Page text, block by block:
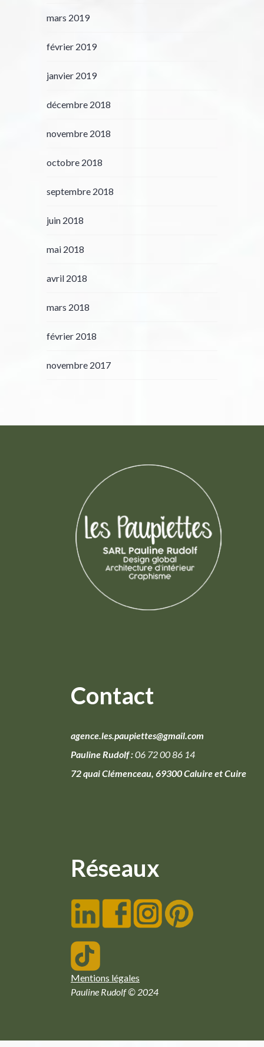
mars 2019
février 2019
janvier 2019
décembre 2018
novembre 2018
octobre 2018
septembre 2018
juin 2018
mai 2018
avril 2018
mars 2018
février 2018
novembre 2017
Contact
agence.les.paupiettes@gmail.com
Pauline Rudolf :06 72 00 86 14
72 quai Clémenceau, 69300 Caluire et Cuire
Réseaux
Mentions légales
Pauline Rudolf © 2024